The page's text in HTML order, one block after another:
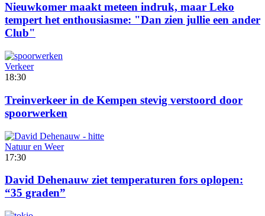
Nieuwkomer maakt meteen indruk, maar Leko
tempert het enthousiasme: "Dan zien jullie een ander
Club"
Verkeer
18:30
Treinverkeer in de Kempen stevig verstoord door
spoorwerken
Natuur en Weer
17:30
David Dehenauw ziet temperaturen fors oplopen:
“35 graden”